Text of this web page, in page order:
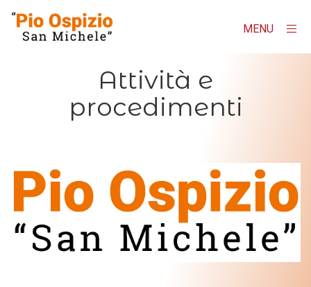
MENU
×
Homepage
"Pio Ospizio San Michele"
AMMINISTRAZIONE TRASPARENTE
Albo online
Attività e
procedimenti